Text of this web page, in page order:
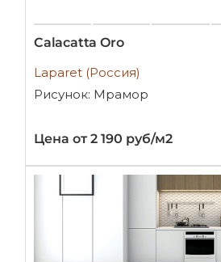
Calacatta Oro
Laparet (Россия)
Рисунок: Мрамор
Цена от 2 190 руб/м2